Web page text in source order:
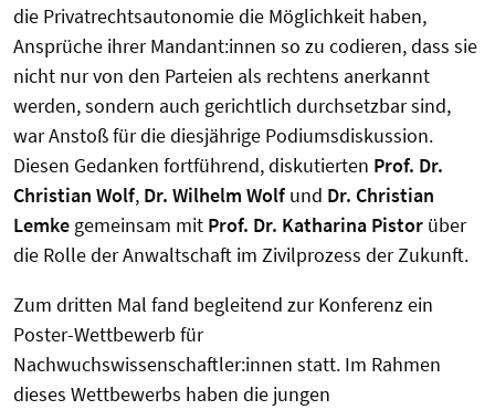
die Privatrechtsautonomie die Möglichkeit haben,
Ansprüche ihrer Mandant:innen so zu codieren, dass sie
nicht nur von den Parteien als rechtens anerkannt
werden, sondern auch gerichtlich durchsetzbar sind,
war Anstoß für die diesjährige Podiumsdiskussion.
Diesen Gedanken fortführend, diskutierten Prof. Dr.
Christian Wolf, Dr. Wilhelm Wolfund Dr. Christian
Lemke gemeinsam mit Prof. Dr. Katharina Pistor über
die Rolle der Anwaltschaft im Zivilprozess der Zukunft.
Zum dritten Mal fand begleitend zur Konferenz ein
Poster-Wettbewerb für
Nachwuchswissenschaftler:innen statt. Im Rahmen
dieses Wettbewerbs haben die jungen